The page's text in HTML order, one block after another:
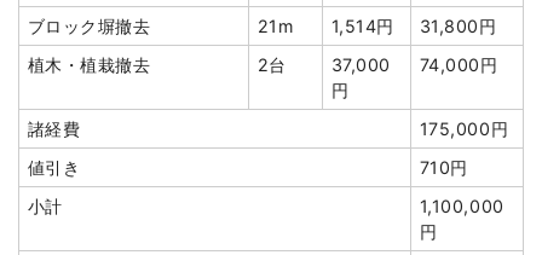
小計
1,740,000
円
合計金額
1,914,000
円
ブロック塀撤去
21m 1,514円
31,800円
植木・植栽撤去
2台
37,000
円
74,000円
諸経費
175,000円
値引き
710円
小計
1,100,000
円